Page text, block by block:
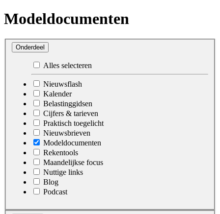
Modeldocumenten
Onderdeel
Alles selecteren
Nieuwsflash
Kalender
Belastinggidsen
Cijfers & tarieven
Praktisch toegelicht
Nieuwsbrieven
Modeldocumenten
Rekentools
Maandelijkse focus
Nuttige links
Blog
Podcast